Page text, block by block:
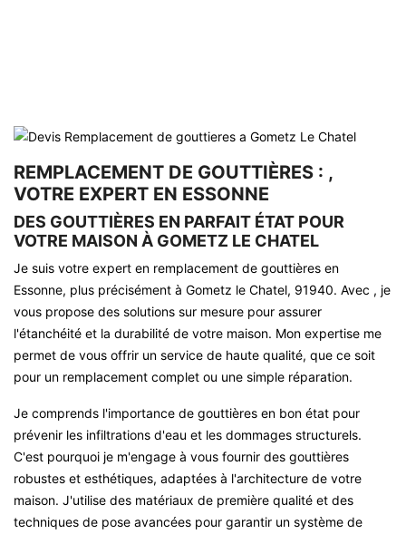
REMPLACEMENT DE GOUTTIÈRES : ,
VOTRE EXPERT EN ESSONNE
DES GOUTTIÈRES EN PARFAIT ÉTAT POUR
VOTRE MAISON À GOMETZ LE CHATEL
Je suis votre expert en remplacement de gouttières en
Essonne, plus précisément à Gometz le Chatel, 91940. Avec , je
vous propose des solutions sur mesure pour assurer
l'étanchéité et la durabilité de votre maison. Mon expertise me
permet de vous offrir un service de haute qualité, que ce soit
pour un remplacement complet ou une simple réparation.
Je comprends l'importance de gouttières en bon état pour
prévenir les infiltrations d'eau et les dommages structurels.
C'est pourquoi je m'engage à vous fournir des gouttières
robustes et esthétiques, adaptées à l'architecture de votre
maison. J'utilise des matériaux de première qualité et des
techniques de pose avancées pour garantir un système de